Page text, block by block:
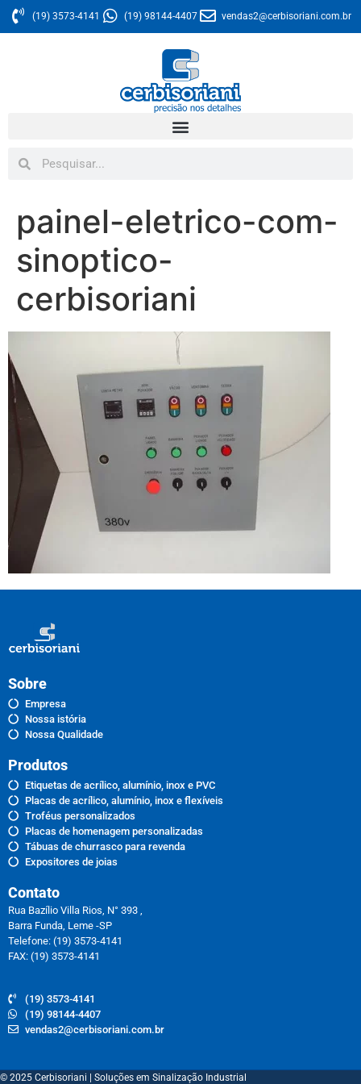
(19) 3573-4141 (19) 98144-4407 vendas2@cerbisoriani.com.br
painel-eletrico-com-
sinoptico-
cerbisoriani
Sobre
Empresa
Nossa istória
Nossa Qualidade
Produtos
Etiquetas de acrílico, alumínio, inox e PVC
Placas de acrílico, alumínio, inox e flexíveis
Troféus personalizados
Placas de homenagem personalizadas
Tábuas de churrasco para revenda
Expositores de joias
Contato
Rua Bazílio Villa Rios, N° 393 ,
Barra Funda, Leme -SP
Telefone: (19) 3573-4141
FAX: (19) 3573-4141
(19) 3573-4141
(19) 98144-4407
vendas2@cerbisoriani.com.br
© 2025 Cerbisoriani | Soluções em Sinalização Industrial